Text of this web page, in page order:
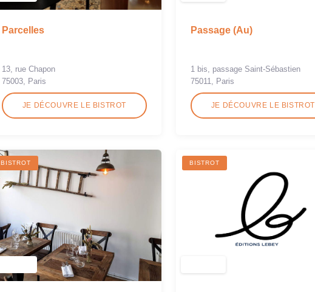
Parcelles
13, rue Chapon
75003, Paris
JE DÉCOUVRE LE BISTROT
Passage (Au)
1 bis, passage Saint-Sébastien
75011, Paris
JE DÉCOUVRE LE BISTROT
BISTROT BISTROT